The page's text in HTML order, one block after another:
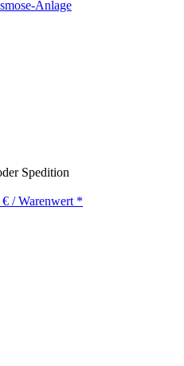
Spedition
€ / Warenwert *